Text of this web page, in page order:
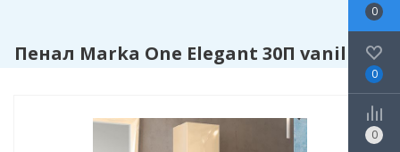
Пенал Marka One Elegant 30П vanilla, R
0
0
0